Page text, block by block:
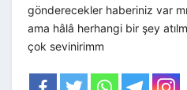
gönderecekler haberiniz var
ama hâlâ herhangi bir şey
çok sevinirimm